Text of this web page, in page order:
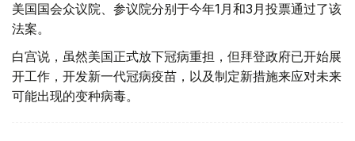
美国国会众议院、参议院分别于今年1月和3月投票通过了该
法案。
白宫说，虽然美国正式放下冠病重担，但拜登政府已开始展
开工作，开发新一代冠病疫苗，以及制定新措施来应对未来
可能出现的变种病毒。